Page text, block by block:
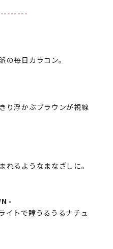
--------
毎日カラコン。
り浮かぶブラウンが視線
るようなまなざしに。
-
イトで瞳うるうるナチュ